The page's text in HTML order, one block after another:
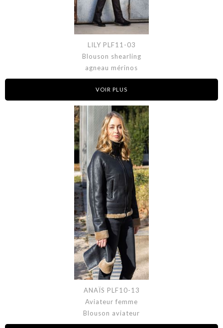
LILY PLF11-03
Blouson shearling
agneau mérinos
VOIR PLUS
ANAÏS PLF10-13
Aviateur femme
Blouson aviateur